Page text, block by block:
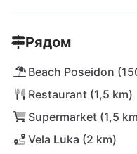
Рядом
Beach Poseidon
Restaurant (1,5 km)
Supermarket (1,5
Vela Luka (2 km)